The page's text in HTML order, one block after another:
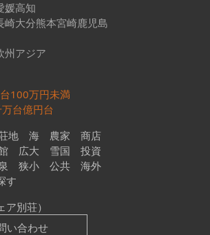
媛高知
崎大分熊本宮崎鹿児島
州アジア
100万円未満
台億円台
地 海 農家
商店
広大 雪国
投資
狭小 公共
海外
す
別荘）
い合わせ